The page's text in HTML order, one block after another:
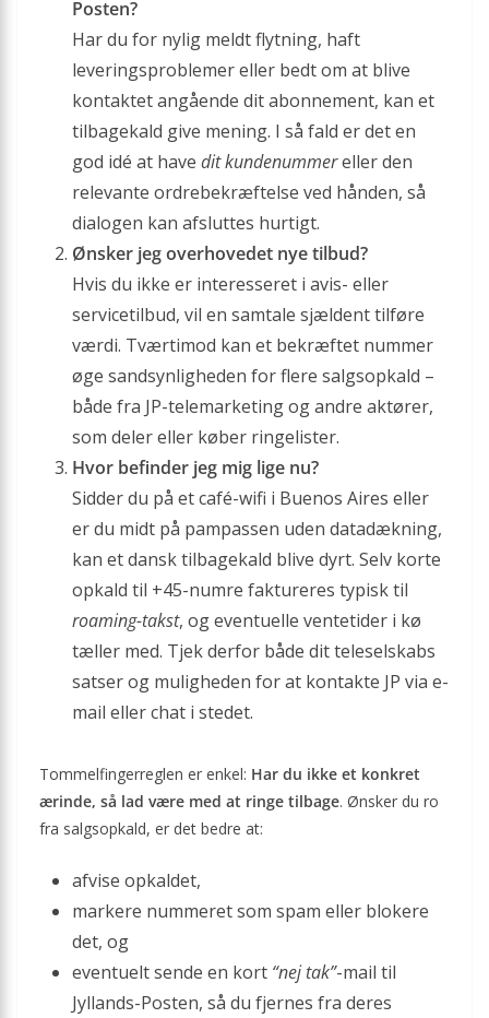
Posten?
Har du for nylig meldt flytning, haft
leveringsproblemer eller bedt om at blive
kontaktet angående dit abonnement, kan et
tilbagekald give mening. I så fald er det en
god idé at have dit kundenummereller den
relevante ordrebekræftelse ved hånden, så
dialogen kan afsluttes hurtigt.
Ønsker jeg overhovedet nye tilbud?
Hvis du ikke er interesseret i avis- eller
servicetilbud, vil en samtale sjældent tilføre
værdi. Tværtimod kan et bekræftet nummer
øge sandsynligheden for flere salgsopkald –
både fra JP-telemarketing og andre aktører,
som deler eller køber ringelister.
Hvor befinder jeg mig lige nu?
Sidder du på et café-wifi i Buenos Aires eller
er du midt på pampassen uden datadækning,
kan et dansk tilbagekald blive dyrt. Selv korte
opkald til +45-numre faktureres typisk til
roaming-takst, og eventuelle ventetider i kø
tæller med. Tjek derfor både dit teleselskabs
satser og muligheden for at kontakte JP via e-
mail eller chat i stedet.
Tommelfingerreglen er enkel: Har du ikke et konkret
ærinde, så lad være med at ringe tilbage. Ønsker du ro
fra salgsopkald, er det bedre at:
afvise opkaldet,
markere nummeret som spam eller blokere
det, og
eventuelt sende en kort “nej tak”-mail til
Jyllands-Posten, så du fjernes fra deres